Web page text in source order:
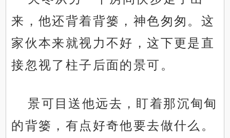
来，他还背着背篓，神色匆匆。这
家伙本来就视力不好，这下更是直
接忽视了柱子后面的景可。
景可目送他远去，盯着那沉甸甸
的背篓，有点好奇他要去做什么。